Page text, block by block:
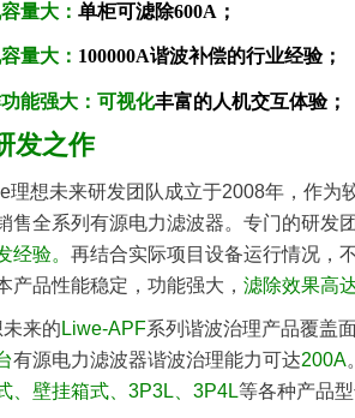
容量大： 单柜可滤除
容量大： 100000A谐波补偿的
能强大：可视化丰富的人机交互体验；
发之作
理想未来研发团队成立于2008年，作为
售全系列有源电力滤波器。 专门的研发
经验。 再结合实际项目设备运行情况，
产品性能稳定，功能强大， 滤除效果高
来的 Liwe-APF系列谐波治理产品覆盖
有源电力滤波器谐波治理能力可达200A。
、壁挂箱式、3P3L、3P4L等各种产品型